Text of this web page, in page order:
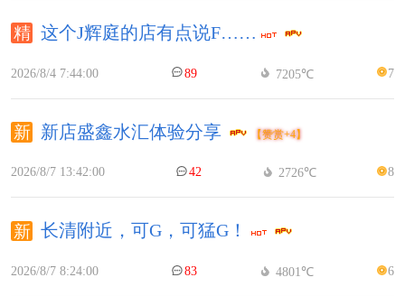
这个J辉庭的店有点说F……
2026/8/4 7:44:00 89 7205℃ 7
新店盛鑫水汇体验分享 【赞赏+4】
2026/8/7 13:42:00 42 2726℃ 8
长清附近，可G，可猛G！
2026/8/7 8:24:00 83 4801℃ 6